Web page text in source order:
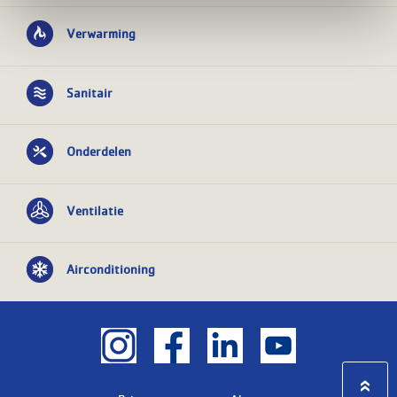
Verwarming
Sanitair
Onderdelen
Ventilatie
Airconditioning